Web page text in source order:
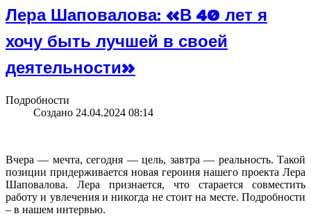
Лера Шаповалова: «В 40 лет я
хочу быть лучшей в своей
деятельности»
Подробности
Создано 24.04.2024 08:14
Вчера — мечта, сегодня — цель, завтра — реальность. Такой
позиции придерживается новая героиня нашего проекта Лера
Шаповалова. Лера признается, что старается совместить
работу и увлечения и никогда не стоит на месте. Подробности
– в нашем интервью.